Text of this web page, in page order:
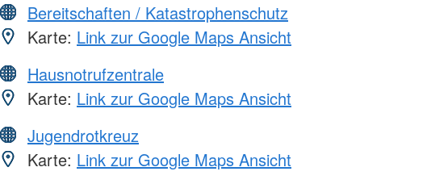
Bereitschaften / Katastrophenschutz
Karte: Link zur Google Maps Ansicht
Hausnotrufzentrale
Karte: Link zur Google Maps Ansicht
Jugendrotkreuz
Karte: Link zur Google Maps Ansicht